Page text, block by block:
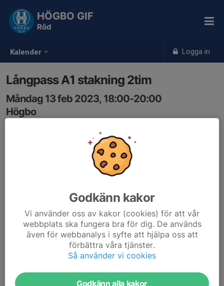
Kalender Logga in
HÖGBO GIF
Röd
Långpass A1 stakning 2tim
Måndag 13 feb 2023, 18:00-20:00
Högbo
Samling: 18:00, Klubbstugan
Godkänn kakor
Vi använder oss av kakor (cookies) för att vår
webbplats ska fungera bra för dig. De används
även för webbanalys i syfte att hjälpa oss att
förbättra våra tjänster.
Så använder vi cookies
Godkänn alla kakor